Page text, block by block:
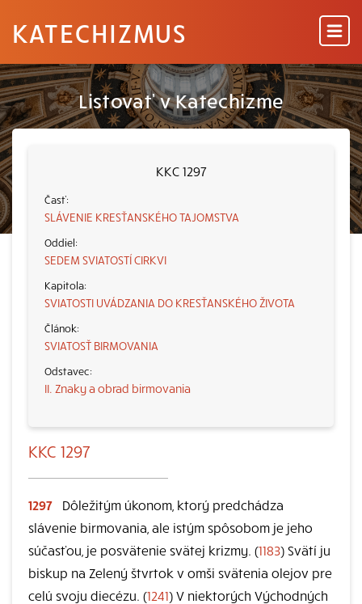
KATECHIZMUS
Listovať v Katechizme
KKC 1297
SLÁVENIE KRESŤANSKÉHO TAJOMSTVA
SEDEM SVIATOSTÍ CIRKVI
SVIATOSTI UVÁDZANIA DO KRESŤANSKÉHO ŽIVOTA
SVIATOSŤ BIRMOVANIA
II. Znaky a obrad birmovania
KKC 1297
1297
Dôležitým úkonom, ktorý predchádza
slávenie birmovania, ale istým spôsobom je jeho
súčasťou, je posvätenie svätej krizmy. (1183) Svätí ju
biskup na Zelený štvrtok v omši svätenia olejov pre
celú svoju diecézu. (1241) V niektorých Východných